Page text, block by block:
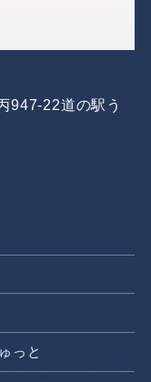
947-22道の駅う
っと